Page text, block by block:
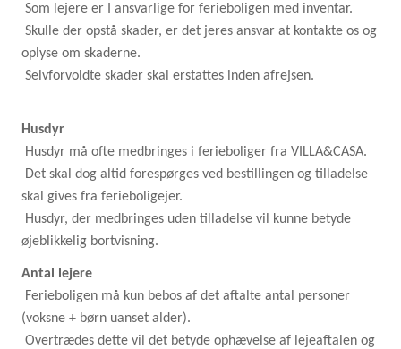
Som lejere er I ansvarlige for ferieboligen med inventar.
Skulle der opstå skader, er det jeres ansvar at kontakte os og
oplyse om skaderne.
Selvforvoldte skader skal erstattes inden afrejsen.
Husdyr
Husdyr må ofte medbringes i ferieboliger fra VILLA&CASA.
Det skal dog altid forespørges ved bestillingen og tilladelse
skal gives fra ferieboligejer.
Husdyr, der medbringes uden tilladelse vil kunne betyde
øjeblikkelig bortvisning.
Antal lejere
Ferieboligen må kun bebos af det aftalte antal personer
(voksne + børn uanset alder).
Overtrædes dette vil det betyde ophævelse af lejeaftalen og